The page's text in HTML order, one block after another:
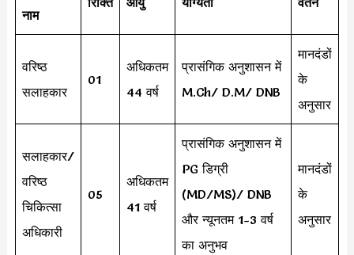
नाम
वरिष्ठ
सलाहकार
01
अधिकतम
44 वर्ष
प्रासंगिक अनुशासन में
M.Ch/ D.M/ DNB
मानदंडों
के
अनुसार
सलाहकार/
वरिष्ठ
चिकित्सा
अधिकारी
05
अधिकतम
41 वर्ष
प्रासंगिक अनुशासन में
PG डिग्री
(MD/MS)/ DNB
और न्यूनतम 1-3 वर्ष
का अनुभव
मानदंडों
के
अनुसार